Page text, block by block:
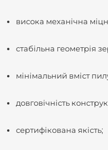
висока механічна
стабільна геометрія
мінімальний вміст
довговічність
сертифікована якість;